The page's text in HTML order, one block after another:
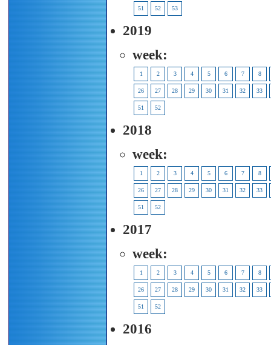
51 52 53
2019
week:
1 2 3 4 5 6 7 8
26 27 28 29 30 31 32 33
51 52
2018
week:
1 2 3 4 5 6 7 8
26 27 28 29 30 31 32 33
51 52
2017
week:
1 2 3 4 5 6 7 8
26 27 28 29 30 31 32 33
51 52
2016